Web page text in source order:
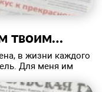
твоим…
в жизни каждого
Для меня им